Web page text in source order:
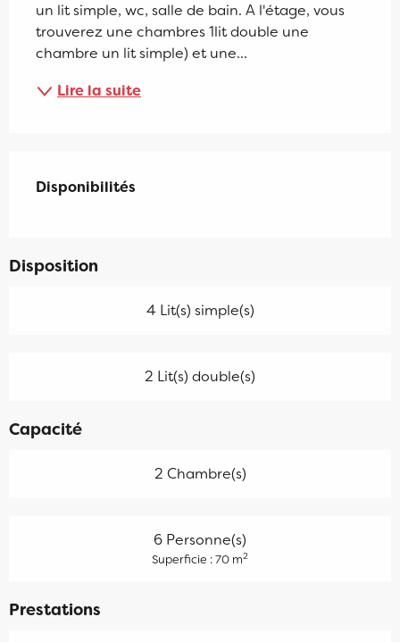
un lit simple, wc, salle de bain. A l'étage, vous
trouverez une chambres 1lit double une
chambre un lit simple) et une...
Lire la suite
Disponibilités
Disponibilités
Disposition
4 Lit(s) simple(s)
2 Lit(s) double(s)
Capacité
2 Chambre(s)
6 Personne(s)
Superficie : 70 m2
Prestations